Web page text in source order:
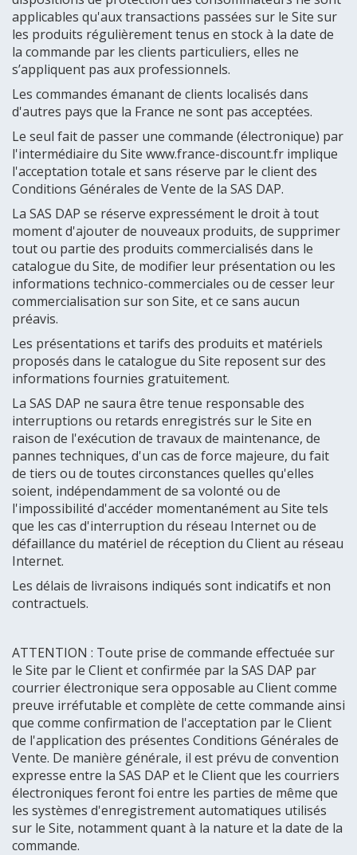
applicables qu'aux transactions passées sur le Site sur
les produits régulièrement tenus en stock à la date de
la commande par les clients particuliers, elles ne
s’appliquent pas aux professionnels.
Les commandes émanant de clients localisés dans
d'autres pays que la France ne sont pas acceptées.
Le seul fait de passer une commande (électronique) par
l'intermédiaire du Site www.france-discount.fr implique
l'acceptation totale et sans réserve par le client des
Conditions Générales de Vente de la SAS DAP.
La SAS DAP se réserve expressément le droit à tout
moment d'ajouter de nouveaux produits, de supprimer
tout ou partie des produits commercialisés dans le
catalogue du Site, de modifier leur présentation ou les
informations technico-commerciales ou de cesser leur
commercialisation sur son Site, et ce sans aucun
préavis.
Les présentations et tarifs des produits et matériels
proposés dans le catalogue du Site reposent sur des
informations fournies gratuitement.
La SAS DAP ne saura être tenue responsable des
interruptions ou retards enregistrés sur le Site en
raison de l'exécution de travaux de maintenance, de
pannes techniques, d'un cas de force majeure, du fait
de tiers ou de toutes circonstances quelles qu'elles
soient, indépendamment de sa volonté ou de
l'impossibilité d'accéder momentanément au Site tels
que les cas d'interruption du réseau Internet ou de
défaillance du matériel de réception du Client au réseau
Internet.
Les délais de livraisons indiqués sont indicatifs et non
contractuels.
ATTENTION : Toute prise de commande effectuée sur
le Site par le Client et confirmée par la SAS DAP par
courrier électronique sera opposable au Client comme
preuve irréfutable et complète de cette commande ainsi
que comme confirmation de l'acceptation par le Client
de l'application des présentes Conditions Générales de
Vente. De manière générale, il est prévu de convention
expresse entre la SAS DAP et le Client que les courriers
électroniques feront foi entre les parties de même que
les systèmes d'enregistrement automatiques utilisés
sur le Site, notamment quant à la nature et la date de la
commande.